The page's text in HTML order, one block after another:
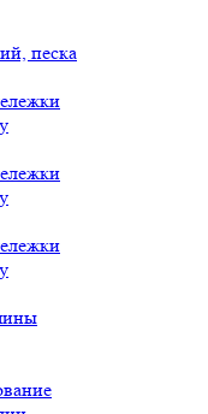
песка